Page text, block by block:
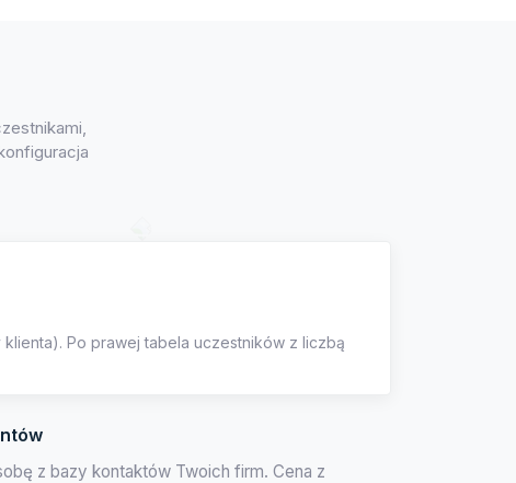
Po prawej tabela uczestników z liczbą
z bazy kontaktów Twoich firm. Cena z